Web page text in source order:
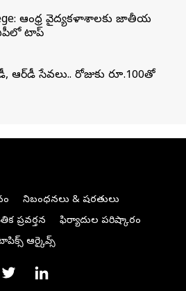
ఆంధ్ర వైద్యకళాశాలకు జాతీయ
టాప్
ఆర్‌డీ సేవలు.. రోజుకు రూ.100తో
నిబంధనలు & షరతులు
ప్రవర్తన
ఫిర్యాదుల పరిష్కారం
ఆర్కైవ్స్